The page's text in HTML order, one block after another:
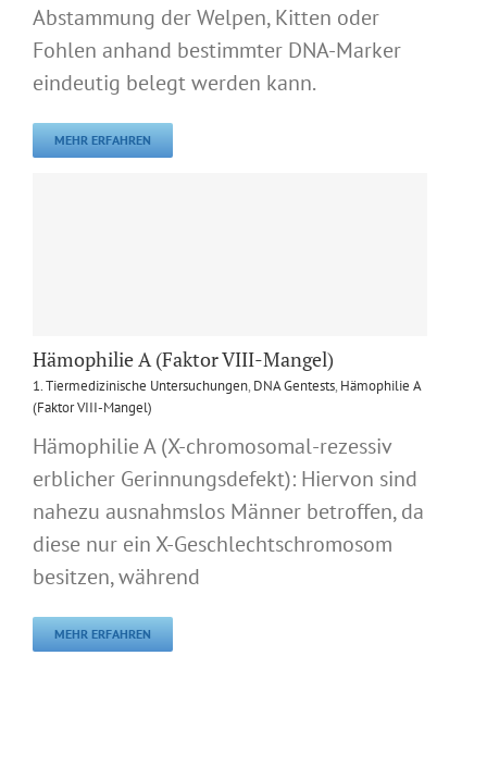
Abstammung der Welpen, Kitten oder
Fohlen anhand bestimmter DNA-Marker
eindeutig belegt werden kann.
MEHR ERFAHREN
Hämophilie A (Faktor VIII-Mangel)
1. Tiermedizinische Untersuchungen, DNA Gentests, Hämophilie A
(Faktor VIII-Mangel)
Hämophilie A (X-chromosomal-rezessiv
erblicher Gerinnungsdefekt): Hiervon sind
nahezu ausnahmslos Männer betroffen, da
diese nur ein X-Geschlechtschromosom
besitzen, während
MEHR ERFAHREN